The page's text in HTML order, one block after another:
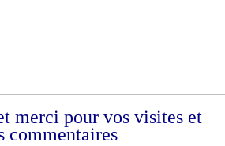
merci pour vos visites et
commentaires